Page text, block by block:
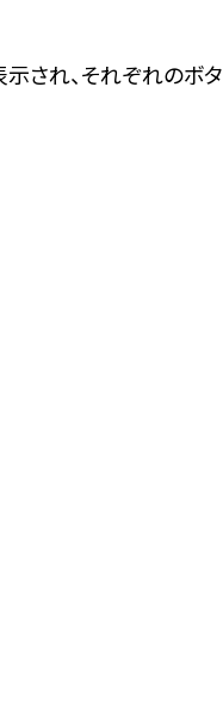
示され、それぞれのボタ